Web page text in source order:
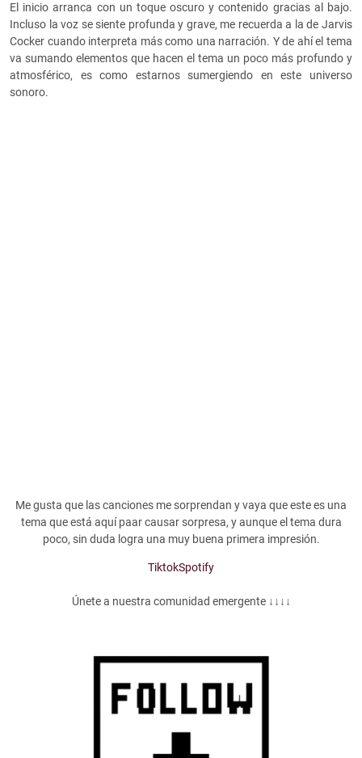
El inicio arranca con un toque oscuro y contenido gracias al bajo.
Incluso la voz se siente profunda y grave, me recuerda a la de Jarvis
Cocker cuando interpreta más como una narración. Y de ahí el tema
va sumando elementos que hacen el tema un poco más profundo y
atmosférico, es como estarnos sumergiendo en este universo
sonoro.
Me gusta que las canciones me sorprendan y vaya que este es una
tema que está aquí paar causar sorpresa, y aunque el tema dura
poco, sin duda logra una muy buena primera impresión.
TiktokSpotify
Únete a nuestra comunidad emergente ↓↓↓↓